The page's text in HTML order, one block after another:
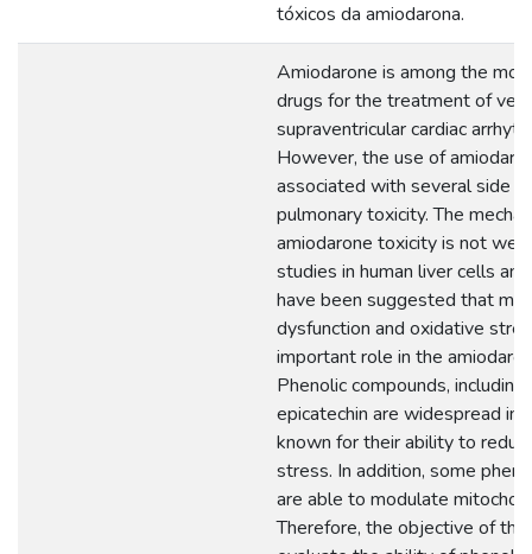
tóxicos da amiodarona.
Amiodarone is among the
drugs for the treatment of
supraventricular cardiac
However, the use of
associated with several side
pulmonary toxicity. The
amiodarone toxicity is not
studies in human liver cells
have been suggested that
dysfunction and oxidative
important role in the
Phenolic compounds, including
epicatechin are widespread in
known for their ability to
stress. In addition, some
are able to modulate
Therefore, the objective of